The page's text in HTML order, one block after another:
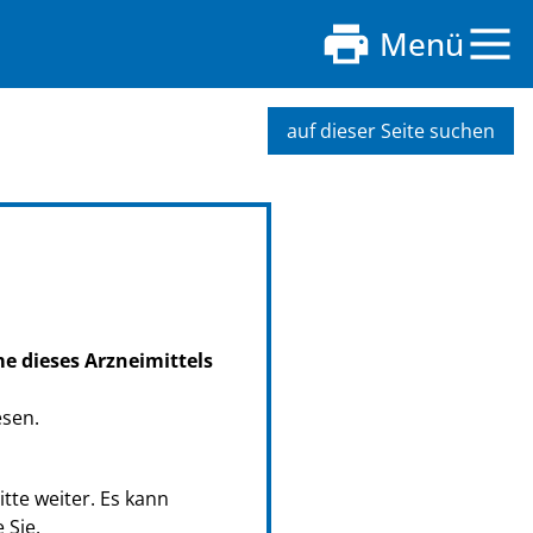
Menü
auf dieser Seite suchen
dieses Arzneimittels
weiter. Es kann
Sie.